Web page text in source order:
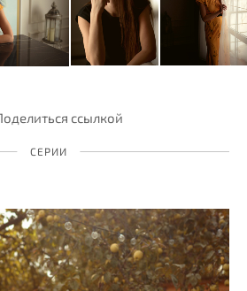
ссылкой
СЕРИИ